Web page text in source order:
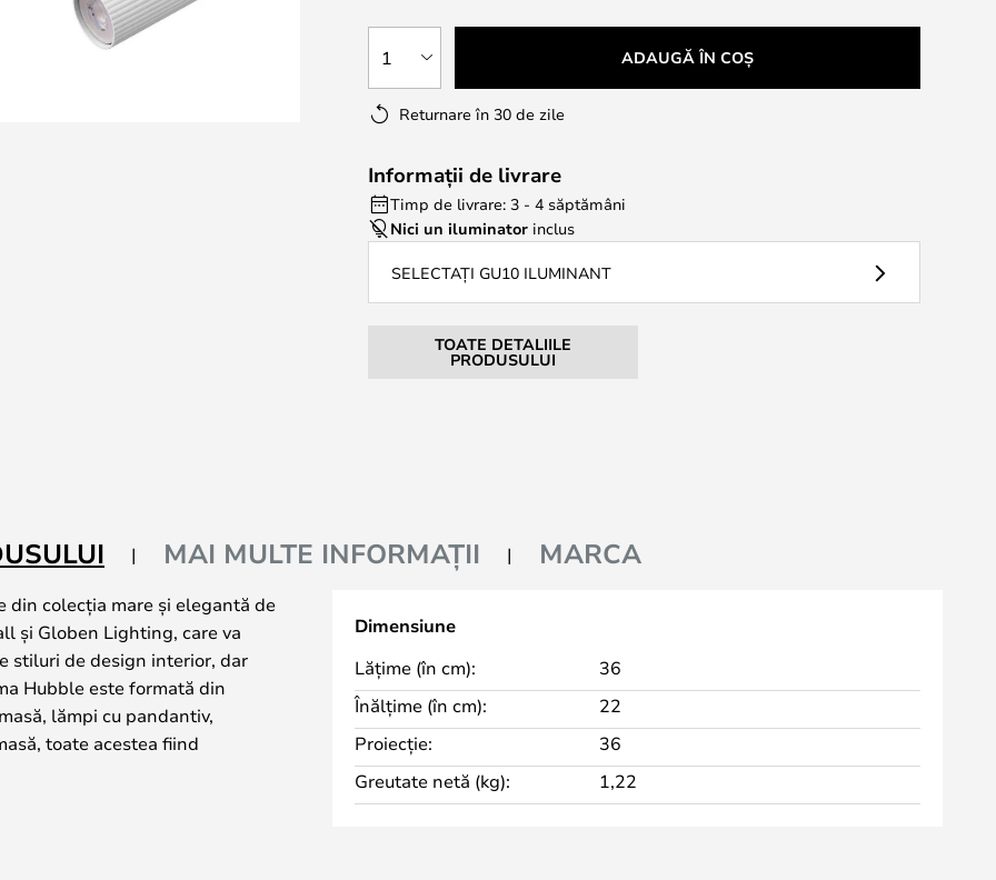
1 ADAUGĂ ÎN COȘ
Returnare în 30 de zile
Informații de livrare
Timp de livrare: 3 - 4 săptămâni
Nici un iluminator inclus
SELECTAȚI GU10 ILUMINANT
TOATE DETALIILE
PRODUSULUI
MAI MULTE INFORMAȚII MARCA
colecția mare și elegantă de
și Globen Lighting, care va
stiluri de design interior, dar
Hubble este formată din
lămpi cu pandantiv,
toate acestea fiind
dimensiuni frumoase. Cu o
Hubble se
Dimensiune
Lățime (în cm):
36
Înălțime (în cm):
22
Proiecție:
36
Greutate netă (kg):
1,22